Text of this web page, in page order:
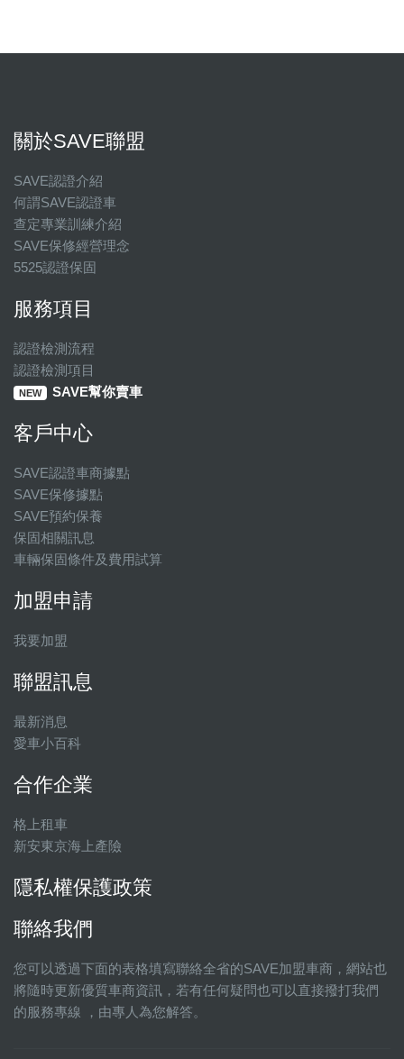
關於SAVE聯盟
SAVE認證介紹
何謂SAVE認證車
查定專業訓練介紹
SAVE保修經營理念
5525認證保固
服務項目
認證檢測流程
認證檢測項目
NEW SAVE幫你賣車
客戶中心
SAVE認證車商據點
SAVE保修據點
SAVE預約保養
保固相關訊息
車輛保固條件及費用試算
加盟申請
我要加盟
聯盟訊息
最新消息
愛車小百科
合作企業
格上租車
新安東京海上產險
隱私權保護政策
聯絡我們
您可以透過下面的表格填寫聯絡全省的SAVE加盟車商，網站也
將隨時更新優質車商資訊，若有任何疑問也可以直接撥打我們
的服務專線 ，由專人為您解答。